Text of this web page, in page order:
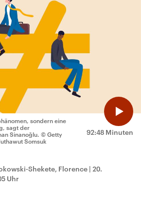
92:48 Minuten
sondern eine
sagt der
Sinanoğlu. © Getty
Somsuk
Shekete, Florence | 20.
Uhr